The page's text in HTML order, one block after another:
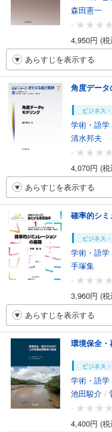
森田憲一
-
4,950円 (
あらすじを表示する
角度デー
ビジネス
学術・語学
清水邦夫
-
4,070円 (
あらすじを表示する
確率的シ
ビジネス
学術・語学
手塚集
-
3,960円 (
あらすじを表示する
環境保全
ビジネス
学術・語学
池田駿介 /
-
4,400円 (